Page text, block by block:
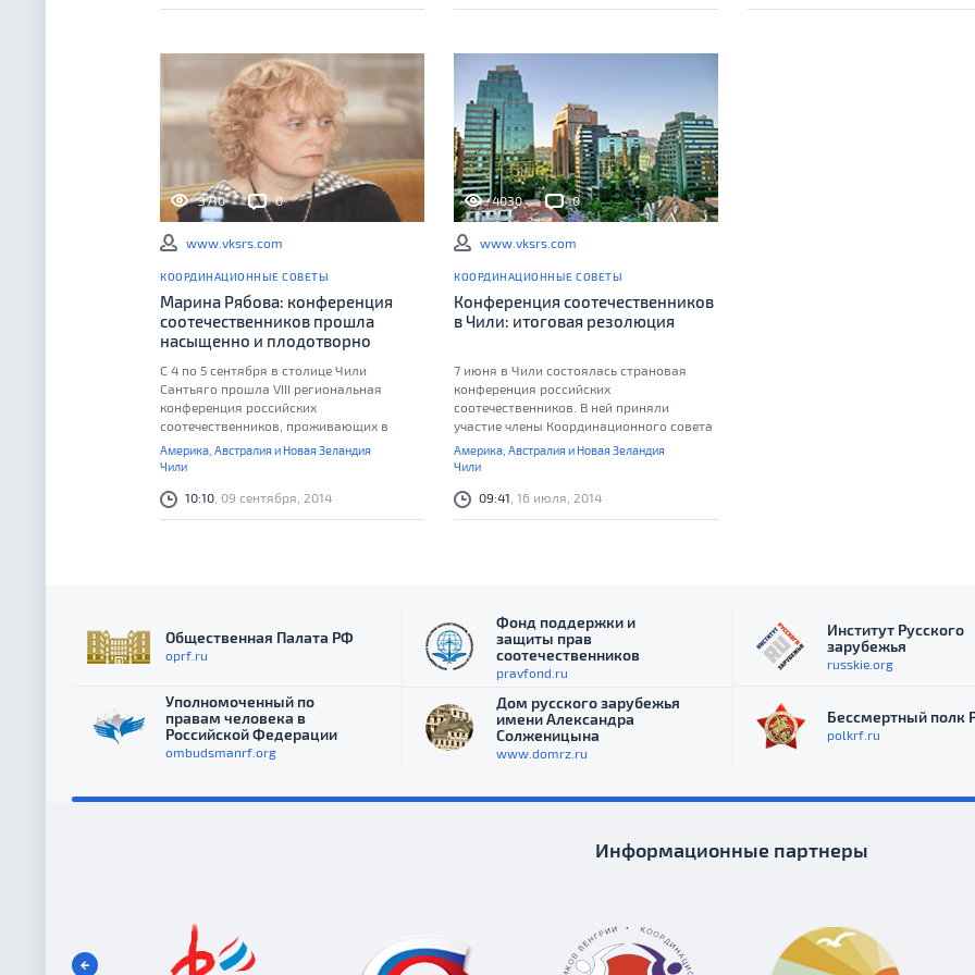
Рябовой из Чили, представляющей
3710 0
www.vksrs.com
КООРДИНАЦИОННЫЕ СОВЕТЫ
Марина Рябова: конференция
соотечественников прошла
насыщенно и плодотворно
С 4 по 5 сентября в столице Чили
Сантьяго прошла VIII региональная
конференция российских
соотечественников, проживающих в
странах Латинской Америки, США и
Канаде. В конференции приняли участие
Америки, а также из Канады и США. Также
форум посетили гости из Москвы:
Америка, Австралия и Новая Зеландия
Чили
10:10 , 09 сентября, 2014
4030 0
www.vksrs.com
КООРДИНАЦИОННЫЕ СОВЕТЫ
Конференция соотечественников
в Чили: итоговая резолюция
7 июня в Чили состоялась страновая
конференция российских
соотечественников. В ней приняли
участие члены Координационного совета
российских соотечественников,
проживающих в Чили, представители
соотечественников, а также руководители
Посольства России в Чили и
Америка, Австралия и Новая Зеландия
Чили
09:41 , 16 июля, 2014
Общественная Палата РФ
oprf.ru
Уполномоченный по
правам человека в
Российской Федерации
ombudsmanrf.org
Фонд поддержки и
защиты прав
соотечественников
pravfond.ru
Дом русского зарубежья
имени Александра
Солженицына
www.domrz.ru
Институт Русского
зарубежья
russkie.org
Бессмертный полк
polkrf.ru
Информационные партнеры